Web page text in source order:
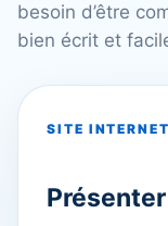
besoin d’être
bien écrit et
SITE